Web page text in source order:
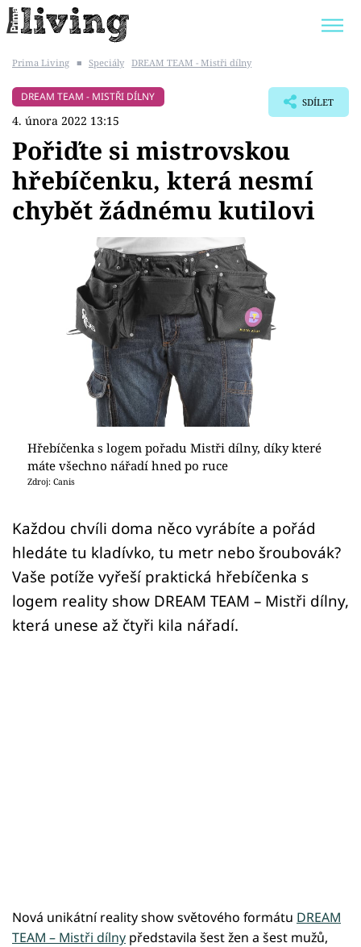
BYDLENÍ SLAVNÝCH
ZAHRADA
Témata
Zahrada
Design
Sledujte prima+
Přihlášení
Sledujte nás
Prima Living ■ Speciály DREAM TEAM - Mistři dílny
DREAM TEAM - MISTŘI DÍLNY
4. února 2022 13:15
SDÍLET
Pořiďte si mistrovskou
hřebíčenku, která nesmí
chybět žádnému kutilovi
Hřebíčenka s logem pořadu Mistři dílny, díky které
máte všechno nářadí hned po ruce
Zdroj: Canis
Každou chvíli doma něco vyrábíte a pořád
hledáte tu kladívko, tu metr nebo šroubovák?
Vaše potíže vyřeší praktická hřebíčenka s
logem reality show DREAM TEAM – Mistři dílny,
která unese až čtyři kila nářadí.
Nová unikátní reality show světového formátu DREAM
TEAM – Mistři dílny představila šest žen a šest mužů,